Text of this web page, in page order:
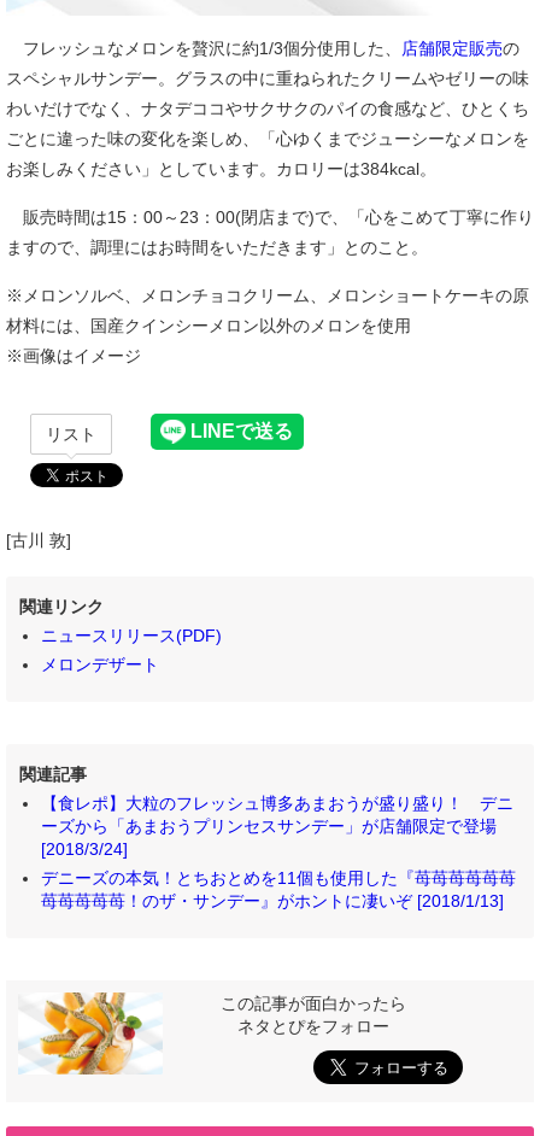
フレッシュなメロンを贅沢に約1/3個分使用した、 店舗限定販売の
スペシャルサンデー。グラスの中に重ねられたクリームやゼリーの味
わいだけでなく、ナタデココやサクサクのパイの食感など、ひとくち
ごとに違った味の変化を楽しめ、「心ゆくまでジューシーなメロンを
お楽しみください」としています。カロリーは384kcal。
販売時間は15：00～23：00(閉店まで)で、「心をこめて丁寧に作り
ますので、調理にはお時間をいただきます」とのこと。
※メロンソルベ、メロンチョコクリーム、メロンショートケーキの原
材料には、国産クインシーメロン以外のメロンを使用
※画像はイメージ
リスト
[古川 敦]
関連リンク
ニュースリリース(PDF)
メロンデザート
関連記事
【食レポ】大粒のフレッシュ博多あまおうが盛り盛り！ デニ
ーズから「あまおうプリンセスサンデー」が店舗限定で登場
[2018/3/24]
デニーズの本気！とちおとめを11個も使用した『苺苺苺苺苺苺
苺苺苺苺苺！のザ・サンデー』がホントに凄いぞ [2018/1/13]
この記事が面白かったら
ネタとぴをフォロー